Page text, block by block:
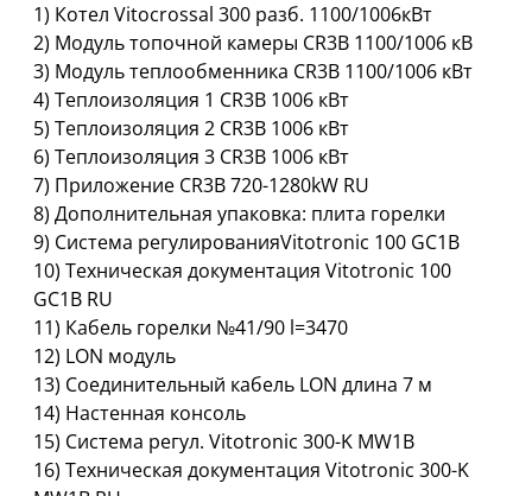
1) Котел Vitocrossal 300 разб. 1100/1006кВт
2) Модуль топочной камеры CR3B 1100/1006 кВ
3) Модуль теплообменника CR3B 1100/1006 кВт
4) Теплоизоляция 1 CR3B 1006 кВт
5) Теплоизоляция 2 CR3B 1006 кВт
6) Теплоизоляция 3 CR3B 1006 кВт
7) Приложение CR3B 720-1280kW RU
8) Дополнительная упаковка: плита горелки
9) Система регулированияVitotronic 100 GC1B
10) Техническая документация Vitotronic 100
GC1B RU
11) Кабель горелки №41/90 l=3470
12) LON модуль
13) Соединительный кабель LON длина 7 м
14) Настенная консоль
15) Система регул. Vitotronic 300-K MW1B
16) Техническая документация Vitotronic 300-K